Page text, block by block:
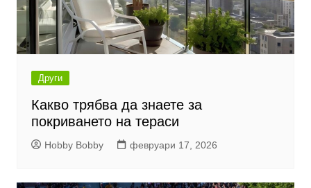
Други
Какво трябва да знаете за
покриването на тераси
Hobby Bobby февруари 17, 2026